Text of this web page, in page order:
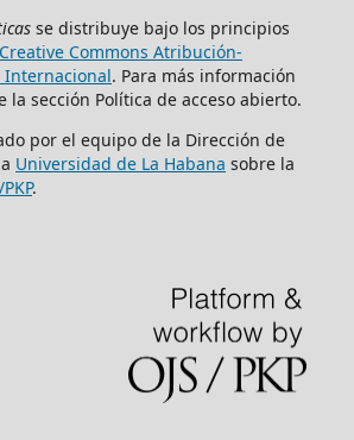
se distribuye bajo los principios
Commons Atribución-
Internacional. Para más información
la sección Política de acceso abierto.
por el equipo de la Dirección de
Universidad de La Habana sobre la
.